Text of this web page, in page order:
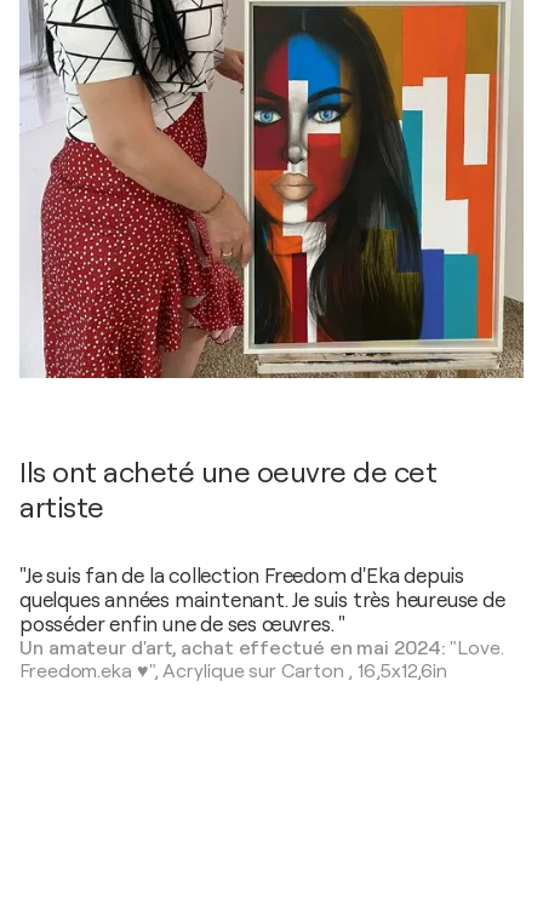
Ils ont acheté une oeuvre de cet
artiste
"Je suis fan de la collection Freedom d'Eka depuis
quelques années maintenant. Je suis très heureuse de
posséder enfin une de ses œuvres. "
Un amateur d'art, achat effectué en mai 2024: "Love.
Freedom.eka ♥️",Acrylique sur Carton ,16,5x12,6in